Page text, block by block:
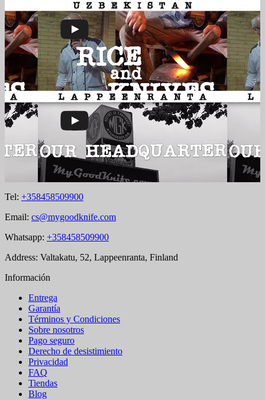
Tel: +358458509900
Email: cs@mygoodknife.com
Whatsapp: +358458509900
Address: Valtakatu, 52, Lappeenranta, Finland
Información
Entrega
Garantía
Términos y Condiciones
Sobre nosotros
Pago seguro
Derecho de desistimiento
Privacidad
FAQ
Tiendas
Blog